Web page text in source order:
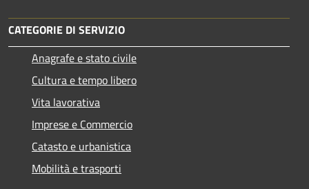
CATEGORIE DI SERVIZIO
Anagrafe e stato civile
Cultura e tempo libero
Vita lavorativa
Imprese e Commercio
Catasto e urbanistica
Mobilità e trasporti